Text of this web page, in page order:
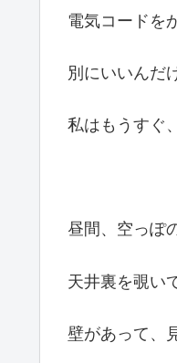
電気コードを
別にいいんだ
私はもうすぐ
昼間、空っぽ
天井裏を覗い
壁があって、